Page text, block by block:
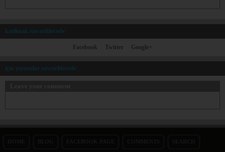
katılmak rawurldecode
Facebook Twitter Google+
için yorumlar rawurldecode